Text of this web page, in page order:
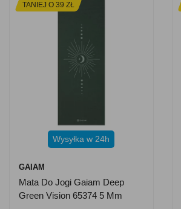
TANIEJ O 39 ZŁ
Wysyłka w 24h
GAIAM
Mata Do Jogi Gaiam Deep
Green Vision 65374 5 Mm